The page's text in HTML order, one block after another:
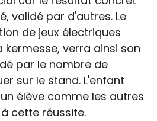
validé par d'autres. Le
de jeux électriques
verra ainsi son
par le nombre de
sur le stand. L'enfant
élève comme les autres
cette réussite.